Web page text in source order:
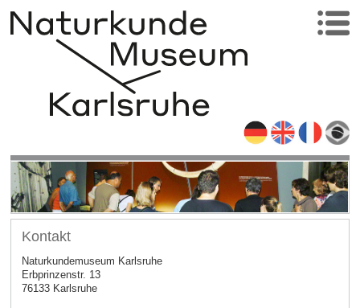
Kontakt
Naturkundemuseum Karlsruhe
Erbprinzenstr. 13
76133 Karlsruhe